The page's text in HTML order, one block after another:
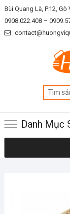
Skip
to
content
Bùi Quang Là, P.12, Gò
0908.022.408 –
Danh Mục